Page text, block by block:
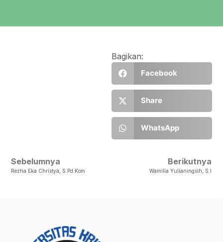
Bagikan:
Facebook
Share
WhatsApp
Sebelumnya
Rezha Eka Christya, S.Pd.Kom
Berikutnya
Wamilia Yulianingsih, S.I